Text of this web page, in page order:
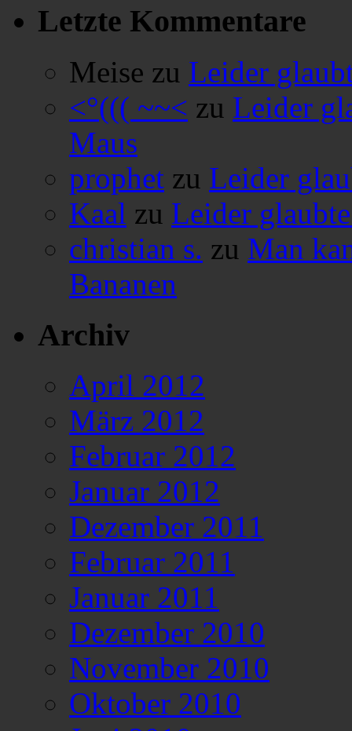
Letzte Kommentare
Meise zu Leider
<°((( ~~< zu Leider
Maus
prophet zu Leider
Kaal zu Leider
christian s. zu Man
Bananen
Archiv
April 2012
März 2012
Februar 2012
Januar 2012
Dezember 2011
Februar 2011
Januar 2011
Dezember 2010
November 2010
Oktober 2010